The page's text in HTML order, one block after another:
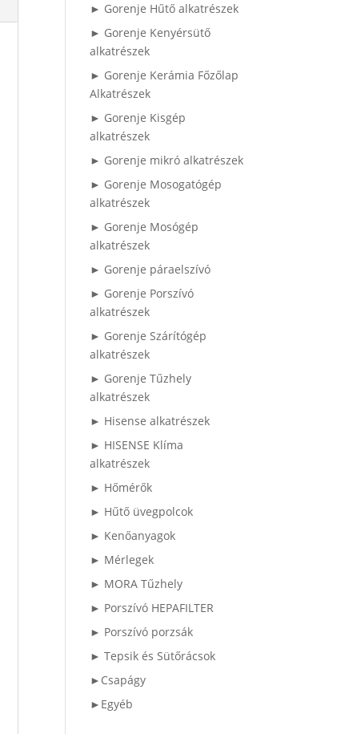
► Gorenje Hűtő alkatrészek
► Gorenje Kenyérsütő
alkatrészek
► Gorenje Kerámia Főzőlap
Alkatrészek
► Gorenje Kisgép
alkatrészek
► Gorenje mikró alkatrészek
► Gorenje Mosogatógép
alkatrészek
► Gorenje Mosógép
alkatrészek
► Gorenje páraelszívó
► Gorenje Porszívó
alkatrészek
► Gorenje Szárítógép
alkatrészek
► Gorenje Tűzhely
alkatrészek
► Hisense alkatrészek
► HISENSE Klíma
alkatrészek
► Hőmérők
► Hűtő üvegpolcok
► Kenőanyagok
► Mérlegek
► MORA Tűzhely
► Porszívó HEPAFILTER
► Porszívó porzsák
► Tepsik és Sütőrácsok
►Csapágy
►Egyéb